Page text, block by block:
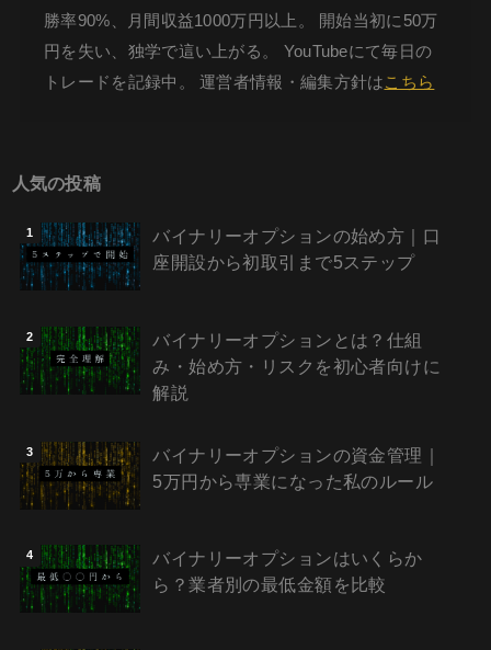
勝率90%、月間収益1000万円以上。 開始当初に50万
円を失い、独学で這い上がる。 YouTubeにて毎日の
トレードを記録中。 運営者情報・編集方針はこちら
人気の投稿
バイナリーオプションの始め方｜口
座開設から初取引まで5ステップ
バイナリーオプションとは？仕組
み・始め方・リスクを初心者向けに
解説
バイナリーオプションの資金管理｜
5万円から専業になった私のルール
バイナリーオプションはいくらか
ら？業者別の最低金額を比較